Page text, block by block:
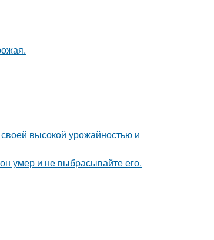
высокой урожайностью и
умер и не выбрасывайте его.